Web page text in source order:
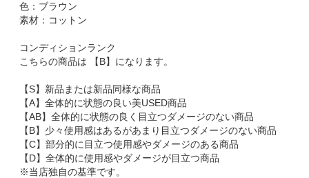
色：ブラウン
素材：コットン
コンディションランク
こちらの商品は 【B】になります。
【S】新品または新品同様な商品
【A】全体的に状態の良い美USED商品
【AB】全体的に状態の良く目立つダメージのない商品
【B】少々使用感はあるがあまり目立つダメージのない商品
【C】部分的に目立つ使用感やダメージのある商品
【D】全体的に使用感やダメージが目立つ商品
※当店独自の基準です。